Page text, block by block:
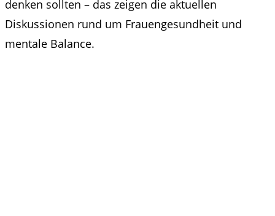
denken sollten – das zeigen die aktuellen
Diskussionen rund um Frauengesundheit und
mentale Balance.